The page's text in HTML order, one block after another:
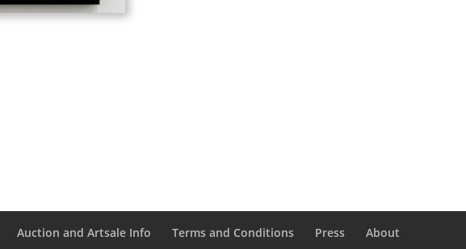
Auction and Artsale Info Terms and Conditions Press About